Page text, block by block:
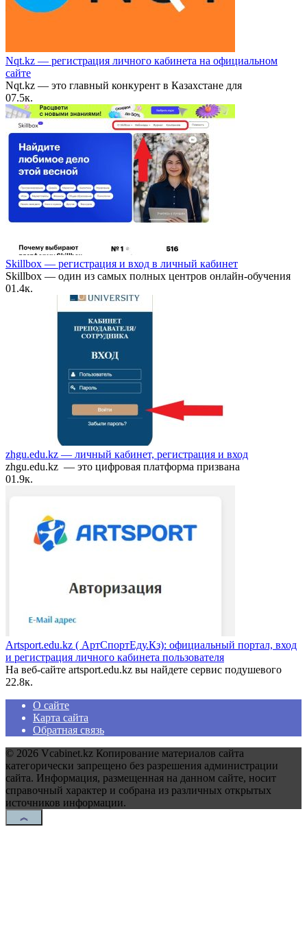
Nqt.kz — регистрация личного кабинета на официальном
сайте
Nqt.kz — это главный конкурент в Казахстане для
07.5к.
Skillbox — регистрация и вход в личный кабинет
Skillbox — один из самых полных центров онлайн-обучения
01.4к.
zhgu.edu.kz — личный кабинет, регистрация и вход
zhgu.edu.kz — это цифровая платформа призвана
01.9к.
Artsport.edu.kz ( АртСпортЕду.Кз): официальный портал, вход
и регистрация личного кабинета пользователя
На веб-сайте artsport.edu.kz вы найдете сервис подушевого
22.8к.
О сайте
Карта сайта
Обратная связь
© 2026 Vcabinet.kz Копирование материалов сайта
категорически запрещено без разрешения администрации
сайта. Информация, размещенная на данном сайте, носит
справочный характер и собрана из различных открытых
источников информации.